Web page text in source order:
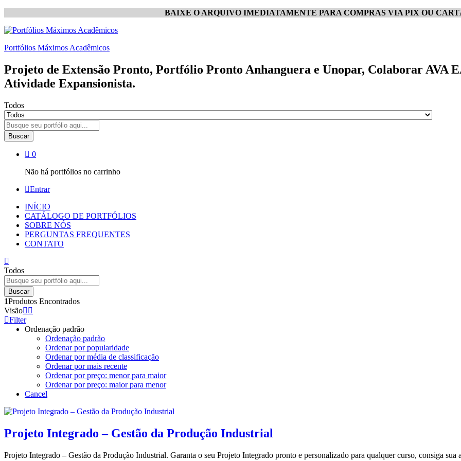
BAIXE O ARQUIVO IMEDIATAMENTE PARA COMPRAS VIA PIX OU
Portfólios Máximos Acadêmicos
Projeto de Extensão Pronto, Portfólio Pronto Anhanguera e Unopar, Colaborar
Atividade Expansionista.
Todos
Buscar
0
Não há portfólios no carrinho
Entrar
INÍCIO
CATÁLOGO DE PORTFÓLIOS
SOBRE NÓS
PERGUNTAS FREQUENTES
CONTATO
Todos
Buscar
1Produtos Encontrados
Visão
Filter
Ordenação padrão
Ordenação padrão
Ordenar por popularidade
Ordenar por média de classificação
Ordenar por mais recente
Ordenar por preço: menor para maior
Ordenar por preço: maior para menor
Cancel
Projeto Integrado – Gestão da Produção Industrial
Projeto Integrado – Gestão da Produção Industrial. Garanta o seu Projeto Integrado pronto e personalizado para qualquer curso, consiga sua